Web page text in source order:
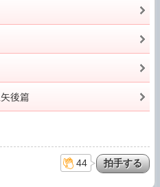
後篇
44